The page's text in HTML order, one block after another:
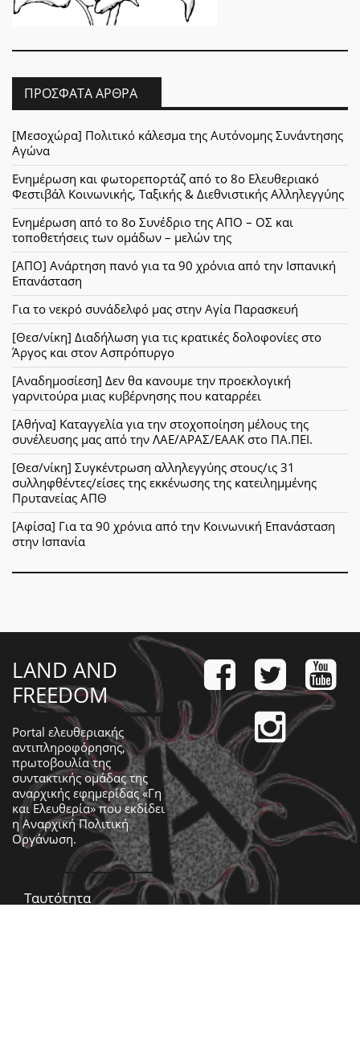
ΠΡΌΣΦΑΤΑ ΆΡΘΡΑ
[Μεσοχώρα] Πολιτικό κάλεσμα της Αυτόνομης Συνάντησης
Αγώνα
Ενημέρωση και φωτορεπορτάζ από το 8ο Ελευθεριακό
Φεστιβάλ Κοινωνικής, Ταξικής & Διεθνιστικής Αλληλεγγύης
Ενημέρωση από το 8ο Συνέδριο της ΑΠΟ – ΟΣ και
τοποθετήσεις των ομάδων – μελών της
[ΑΠΟ] Ανάρτηση πανό για τα 90 χρόνια από την Ισπανική
Επανάσταση
Για το νεκρό συνάδελφό μας στην Αγία Παρασκευή
[Θεσ/νίκη] Διαδήλωση για τις κρατικές δολοφονίες στο
Άργος και στον Ασπρόπυργο
[Αναδημοσίεση] Δεν θα κανουμε την προεκλογική
γαρνιτούρα μιας κυβέρνησης που καταρρέει
[Αθήνα] Καταγγελία για την στοχοποίηση μέλους της
συνέλευσης μας από την ΛΑΕ/ΑΡΑΣ/ΕΑΑΚ στο ΠΑ.ΠΕΙ.
[Θεσ/νίκη] Συγκέντρωση αλληλεγγύης στους/ις 31
συλληφθέντες/είσες της εκκένωσης της κατειλημμένης
Πρυτανείας ΑΠΘ
[Αφίσα] Για τα 90 χρόνια από την Κοινωνική Επανάσταση
στην Ισπανία
LAND AND
FREEDOM
Portal ελευθεριακής
αντιπληροφόρησης,
πρωτοβουλία της
συντακτικής ομάδας της
αναρχικής εφημερίδας «Γη
και Ελευθερία» που εκδίδει
ηΑναρχική Πολιτική
Οργάνωση.
Ταυτότητα